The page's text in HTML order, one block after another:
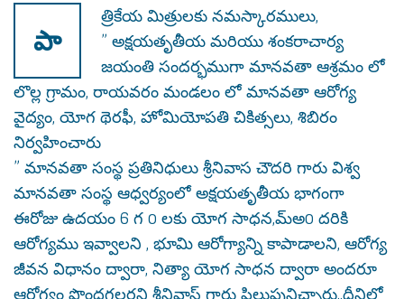
పా
త్రికేయ మిత్రులకు నమస్కారములు,
” అక్షయతృతీయ మరియు శంకరాచార్య
జయంతి సందర్భముగా మానవతా ఆశ్రమం లో
లొల్ల గ్రామం, రాయవరం మండలం లో మానవతా ఆరోగ్య
వైద్యం, యోగ థెరఫీ, హోమియోపతి చికిత్సలు, శిబిరం
నిర్వహించారు
” మానవతా సంస్థ ప్రతినిధులు శ్రీనివాస చౌదరి గారు విశ్వ
మానవతా సంస్థ ఆధ్వర్యంలో అక్షయతృతీయ భాగంగా
ఈరోజు ఉదయం 6 గ o లకు యోగ సాధన,మ్అo దరికి
ఆరోగ్యము ఇవ్వాలని , భూమి ఆరోగ్యాన్ని కాపాడాలని, ఆరోగ్య
జీవన విధానం ద్వారా, నిత్యా యోగ సాధన ద్వారా అందరూ